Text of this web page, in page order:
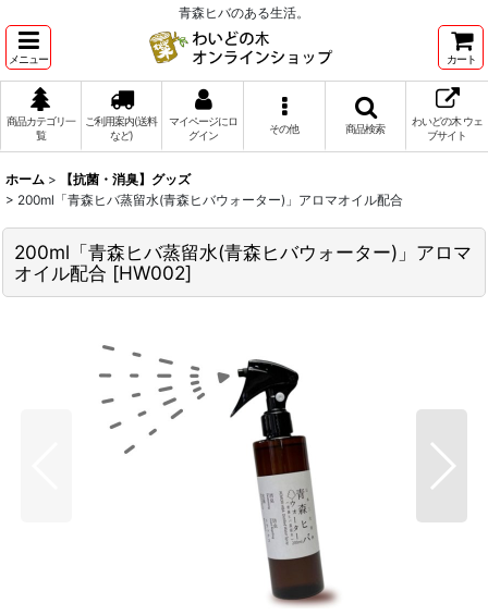
青森ヒバのある生活。
メニュー カート
商品カテゴリ一
覧
ご利用案内(送料
など)
マイページにロ
グイン
その他 商品検索
わいどの木 ウェ
ブサイト
ホーム >
【抗菌・消臭】グッズ
> 200ml「青森ヒバ蒸留水(青森ヒバウォーター)」アロマオイル配合
200ml「青森ヒバ蒸留水(青森ヒバウォーター)」アロマ
オイル配合 [HW002]